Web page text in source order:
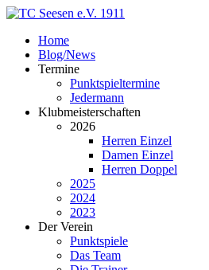
Home
Blog/News
Termine
Punktspieltermine
Jedermann
Klubmeisterschaften
2026
Herren Einzel
Damen Einzel
Herren Doppel
2025
2024
2023
Der Verein
Punktspiele
Das Team